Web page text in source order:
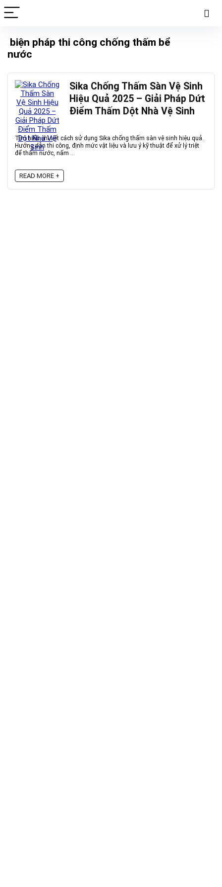
biện pháp thi công chống thấm bể
nước
Sika Chống Thấm Sàn Vệ Sinh
Hiệu Quả 2025 – Giải Pháp Dứt
Điểm Thấm Dột Nhà Vệ Sinh
Tìm hiểu chi tiết cách sử dụng Sika chống thấm sàn vệ sinh hiệu quả.
Hướng dẫn thi công, định mức vật liệu và lưu ý kỹ thuật để xử lý triệt
để thấm nước, nấm ...
READ MORE +